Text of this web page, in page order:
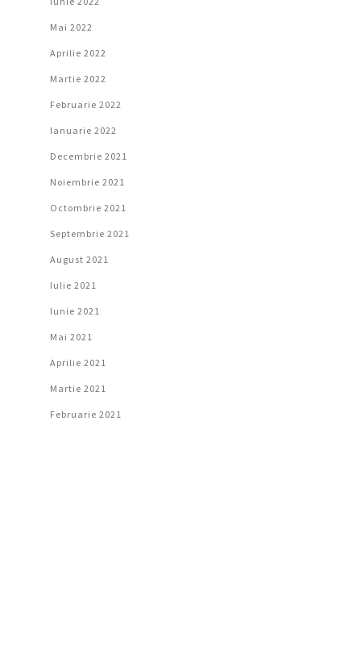
Mai 2022
Aprilie 2022
Martie 2022
Februarie 2022
Ianuarie 2022
Decembrie 2021
Noiembrie 2021
Octombrie 2021
Septembrie 2021
August 2021
Iulie 2021
Iunie 2021
Mai 2021
Aprilie 2021
Martie 2021
Februarie 2021